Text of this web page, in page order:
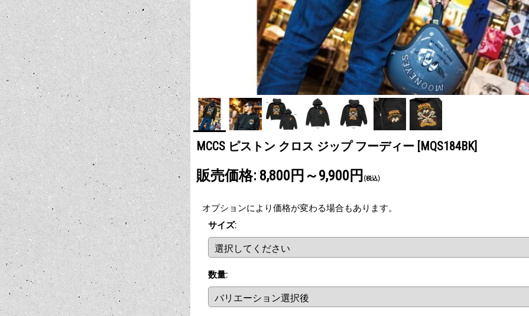
MCCS ピストン クロス ジップ フーディー [MQS184BK]
販売価格: 8,800円～9,900円 (税込)
オプションにより価格が変わる場合もあります。
サイズ:
数量: